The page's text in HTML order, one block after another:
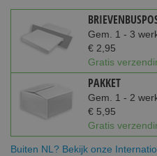
Gem. 1 - 3
€ 2,95
Gratis
PAKKET
Gem. 1 - 2
€ 5,95
Gratis
Buiten NL? Bekijk onze